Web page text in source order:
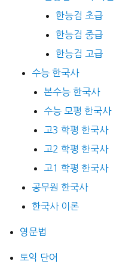
한능검 초급
한능검 중급
한능검 고급
수능 한국사
본수능 한국사
수능 모평 한국사
고3 학평 한국사
고2 학평 한국사
고1 학평 한국사
공무원 한국사
한국사 이론
영문법
토익 단어